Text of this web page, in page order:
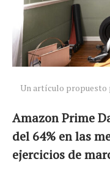
Un artículo propuesto
Amazon Prime
del 64% en las
ejercicios de